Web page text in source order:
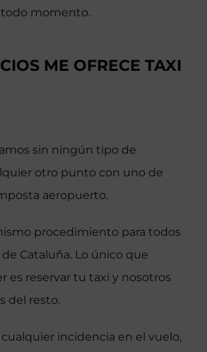
momento.
ME OFRECE TAXI
sin ningún tipo de
otro punto con uno de
aeropuerto.
procedimiento para todos
Cataluña. Lo único que
es reservar tu taxi y nosotros
del resto.
cualquier incidencia en el vuelo,